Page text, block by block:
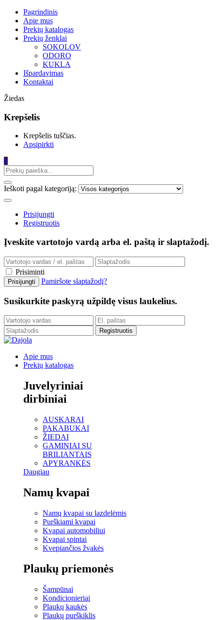
Pagrindinis
Apie mus
Prekių katalogas
Prekių ženklai
SOKOLOV
ODORO
KUKLA
Išpardavimas
Kontaktai
Žiedas
Krepšelis
Krepšelis tuščias.
Apsipirkti
0
Ieškoti pagal kategoriją:
Prisijungti
Registruotis
Įveskite vartotojo vardą arba el. paštą ir slaptažodį.
Prisiminti
Pamiršote slaptažodį?
Susikurkite paskyrą užpildę visus laukelius.
Apie mus
Prekių katalogas
Juvelyriniai
dirbiniai
AUSKARAI
PAKABUKAI
ŽIEDAI
GAMINIAI SU
BRILIANTAIS
APYRANKĖS
Daugiau
Namų kvapai
Namų kvapai su lazdelėmis
Purškiami kvapai
Kvapai automobiliui
Kvapai spintai
Kvepiančios žvakės
Plaukų priemonės
Šampūnai
Kondicionieriai
Plaukų kaukės
Plaukų purškiklis